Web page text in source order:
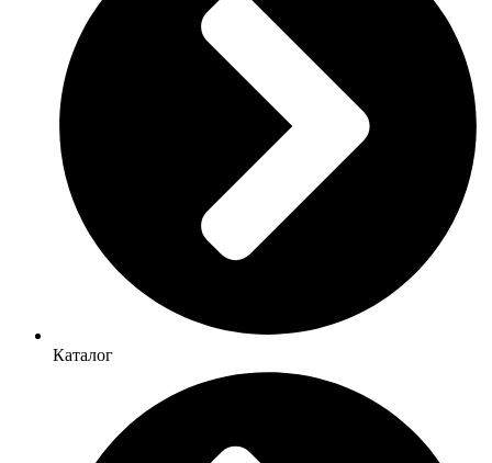
Каталог